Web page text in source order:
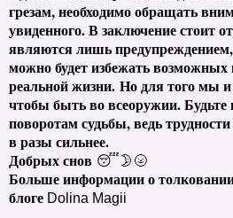
грезам, необходимо обращать
увиденного. В заключение стоит
являются лишь
можно будет избежать возможных
реальной жизни. Но для того мы
чтобы быть во всеоружии.
поворотам судьбы, ведь
в разы сильнее.
Добрых снов 😴🌛🌝
Больше информации о
блоге Dolina Magii